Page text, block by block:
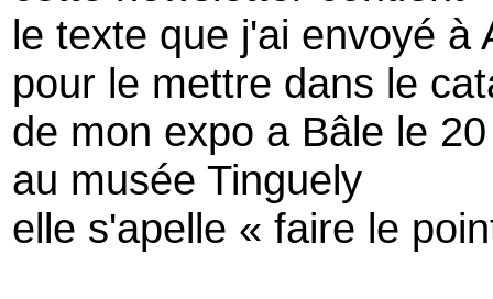
le texte que j'ai envoyé à
pour le mettre dans le
de mon expo a Bâle le
au musée Tinguely
elle s'apelle « faire le